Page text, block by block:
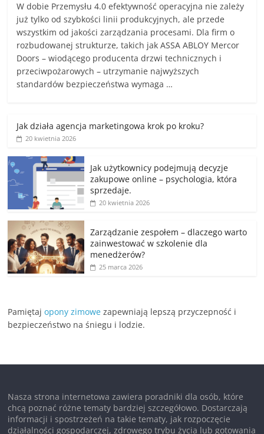
W dobie Przemysłu 4.0 efektywność operacyjna nie zależy
już tylko od szybkości linii produkcyjnych, ale przede
wszystkim od jakości zarządzania procesami. Dla firm o
rozbudowanej strukturze, takich jak ASSA ABLOY Mercor
Doors – wiodącego producenta drzwi technicznych i
przeciwpożarowych – utrzymanie najwyższych
standardów bezpieczeństwa wymaga …
Jak działa agencja marketingowa krok po kroku?
20 kwietnia 2026
Jak użytkownicy podejmują decyzje
zakupowe online – psychologia, która
sprzedaje.
20 kwietnia 2026
Zarządzanie zespołem – dlaczego warto
zainwestować w szkolenie dla
menedżerów?
25 marca 2026
Pamiętajopony zimowe zapewniają lepszą przyczepność i
bezpieczeństwo na śniegu i lodzie.
Nasza strona internetowa zawiera poradniki dla osób, które
chcą poznać różne tematy bardziej szczegółowo. Dostarczają
informacji i spostrzeżeń na takie tematy, jak rozpoczęcie
działalności gospodarczej, zdrowego trybu życia lub gotowania